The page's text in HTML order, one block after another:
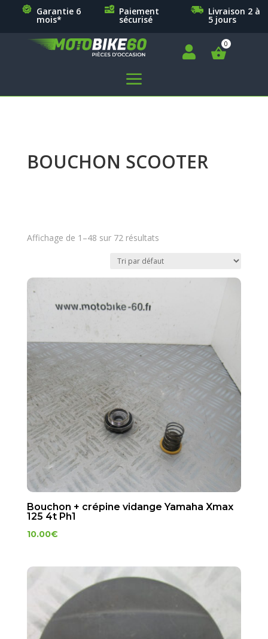
Garantie 6
mois*
Paiement
sécurisé
Livraison 2 à
5 jours

a
BOUCHON SCOOTER
Affichage de 1–48 sur 72 résultats
Bouchon + crépine vidange Yamaha Xmax
125 4t Ph1
10.00€